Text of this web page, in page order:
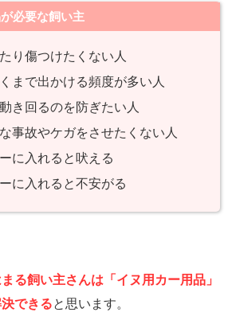
必要な飼い主
り傷つけたくない人
まで出かける頻度が多い人
き回るのを防ぎたい人
事故やケガをさせたくない人
に入れると吠える
に入れると不安がる
る飼い主さんは「イヌ用カー用品」
できると思います。